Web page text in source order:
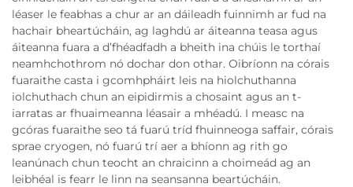
léaser le feabhas a chur ar an dáileadh fuinnimh ar fud na
hachair bheartúcháin, ag laghdú ar áiteanna teasa agus
áiteanna fuara a d’fhéadfadh a bheith ina chúis le torthaí
neamhchothrom nó dochar don othar. Oibríonn na córais
fuaraithe casta i gcomhpháirt leis na hiolchuthanna
iolchuthach chun an eipidirmis a chosaint agus an t-
iarratas ar fhuaimeanna léasair a mhéadú. I measc na
gcóras fuaraithe seo tá fuarú tríd fhuinneoga saffair, córais
sprae cryogen, nó fuarú trí aer a bhíonn ag rith go
leanúnach chun teocht an chraicinn a choimeád ag an
leibhéal is fearr le linn na seansanna beartúcháin.